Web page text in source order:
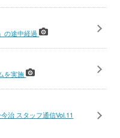
の途中経過
を実施
治 スタッフ通信Vol.11